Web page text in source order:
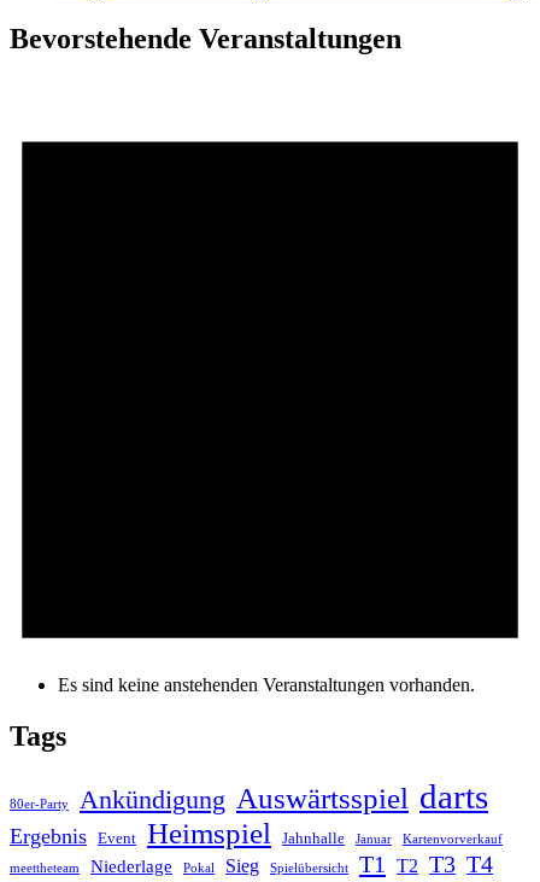
Bevorstehende Veranstaltungen
Es sind keine anstehenden Veranstaltungen vorhanden.
Tags
80er-Party Ankündigung Auswärtsspiel darts
Ergebnis Event Heimspiel Jahnhalle Januar Kartenvorverkauf
meettheteam Niederlage Pokal Sieg Spielübersicht T1 T2 T3 T4